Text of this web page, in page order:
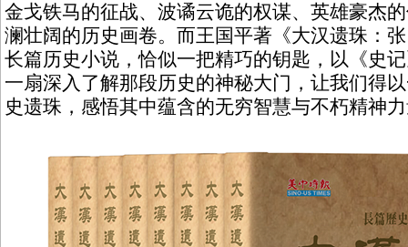
金戈铁马的征战、波谲云诡的权谋、英雄豪杰
澜壮阔的历史画卷。而王国平著《大汉遗珠：
长篇历史小说，恰似一把精巧的钥匙，以《史
一扇深入了解那段历史的神秘大门，让我们得
史遗珠，感悟其中蕴含的无穷智慧与不朽精神